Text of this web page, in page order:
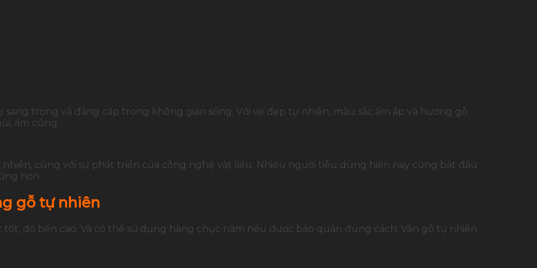
cấp cho ngôi nhà
trọng và đẳng cấp trong không gian sống. Với vẻ đẹp tự nhiên, màu sắc ấm áp và hương gỗ
ấm cúng.
cùng với sự phát triển của công nghệ vật liệu. Nhiều người tiêu dùng hiện nay cũng bắt đầu
hơn.
gỗ tự nhiên
độ bền cao. Và có thể sử dụng hàng chục năm nếu được bảo quản đúng cách. Vân gỗ tự nhiên